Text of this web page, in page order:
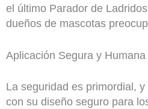
el último Parador de
dueños de mascotas
Aplicación Segura y Humana
La seguridad es primordial,
con su diseño seguro para